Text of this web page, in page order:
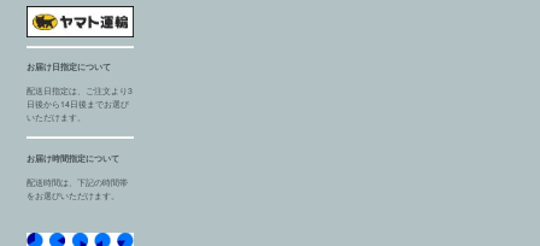
お届け日指定について
配送日指定は、ご注文より3
日後から14日後までお選び
いただけます。
お届け時間指定について
配送時間は、下記の時間帯
をお選びいただけます。